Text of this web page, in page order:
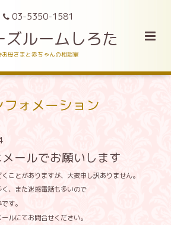
03-5350-1581
ズルームしろた
母さまと赤ちゃんの相談室
フォメーション
ールでお願いします
ことがありますが、大変申し訳ありません。
、また迷惑電話も多いので
す。
ルにてお問合せください。